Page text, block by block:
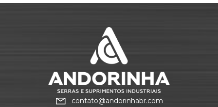
contato@andorinhabr.com